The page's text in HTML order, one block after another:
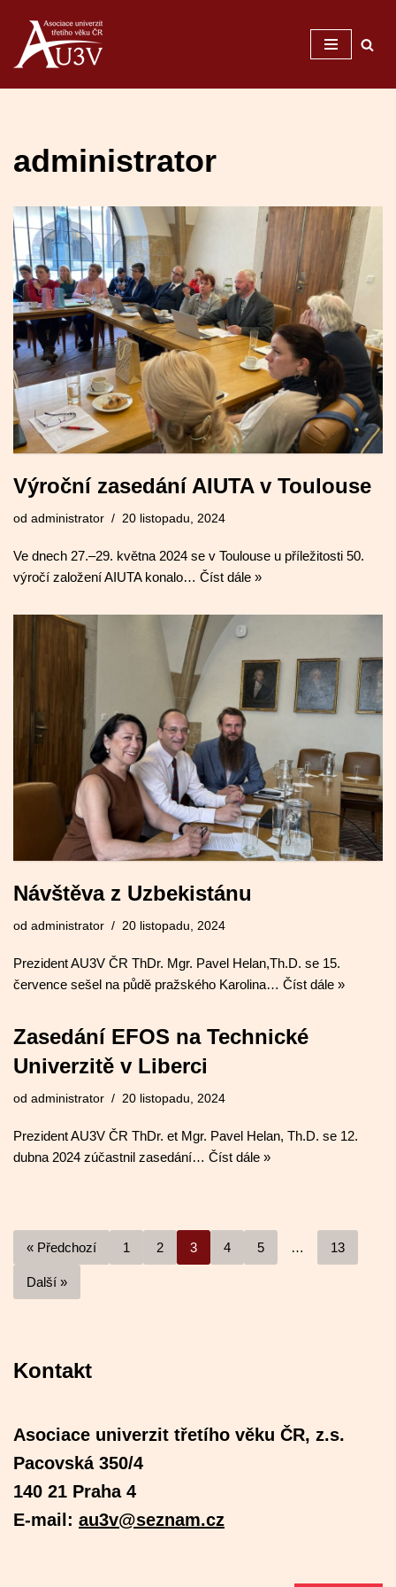
Přeskočit
na
obsah
administrator
Výroční zasedání AIUTA v Toulouse
od administrator 20 listopadu, 2024
Ve dnech 27.–29. května 2024 se v Toulouse u příležitosti 50.
výročí založení AIUTA konalo… Číst dále »
Návštěva z Uzbekistánu
od administrator 20 listopadu, 2024
Prezident AU3V ČR ThDr. Mgr. Pavel Helan,Th.D. se 15.
července sešel na půdě pražského Karolina… Číst dále »
Zasedání EFOS na Technické
Univerzitě v Liberci
od administrator 20 listopadu, 2024
Prezident AU3V ČR ThDr. et Mgr. Pavel Helan, Th.D. se 12.
dubna 2024 zúčastnil zasedání… Číst dále »
« Předchozí 1 2 3 4 5 … 13
Další »
Kontakt
Asociace univerzit třetího věku ČR, z.s.
Pacovská 350/4
140 21 Praha 4
E-mail: au3v@seznam.cz